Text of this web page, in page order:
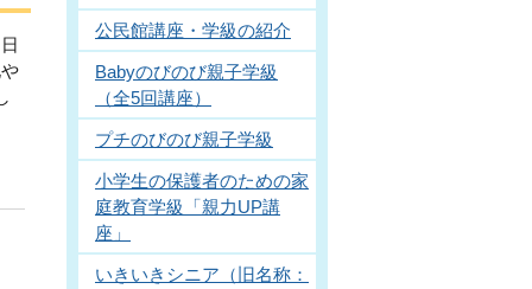
公民館講座・学級の紹介
Babyのびのび親子学級
（全5回講座）
プチのびのび親子学級
小学生の保護者のための家
庭教育学級「親力UP講
座」
いきいきシニア（旧名称：